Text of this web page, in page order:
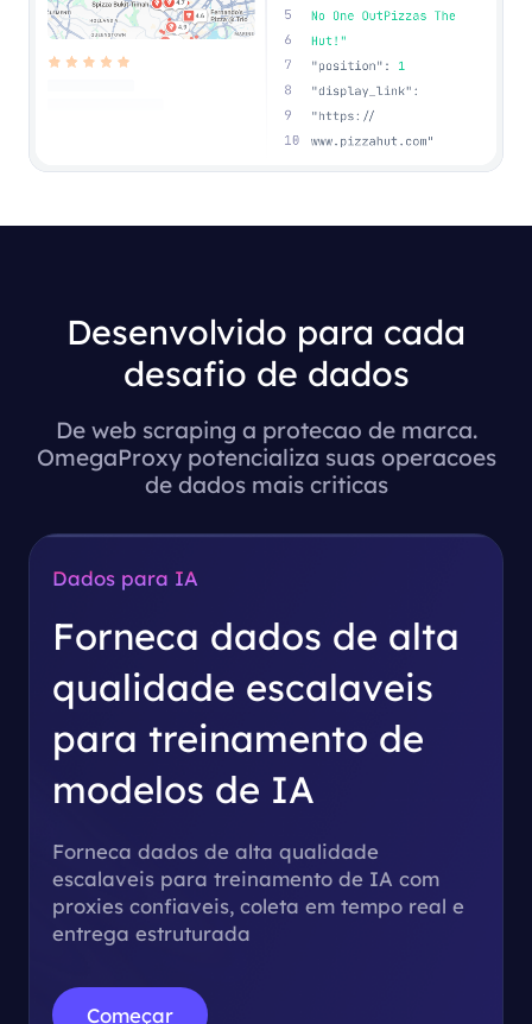
Desenvolvido para cada
desafio de dados
De web scraping a protecao de marca.
OmegaProxy potencializa suas operacoes
de dados mais criticas
Dados para IA
Forneca dados de alta
qualidade escalaveis
paratreinamento de
modelos de IA
Forneca dados de alta qualidade
escalaveis para treinamento de IA com
proxies confiaveis, coleta em tempo real e
entrega estruturada
Começar